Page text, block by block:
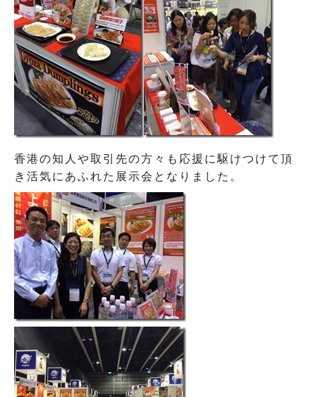
香港の知人や取引先の方々も応援に駆けつけて頂
き活気にあふれた展示会となりました。